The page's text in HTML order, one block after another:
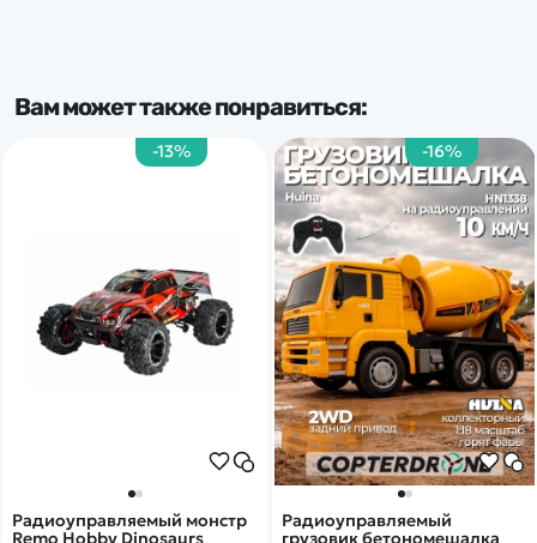
Вам может также понравиться:
-16%
Радиоуправляемый
грузовик бетономешалка
-13%
Радиоуправляемый монстр
Remo Hobby Dinosaurs